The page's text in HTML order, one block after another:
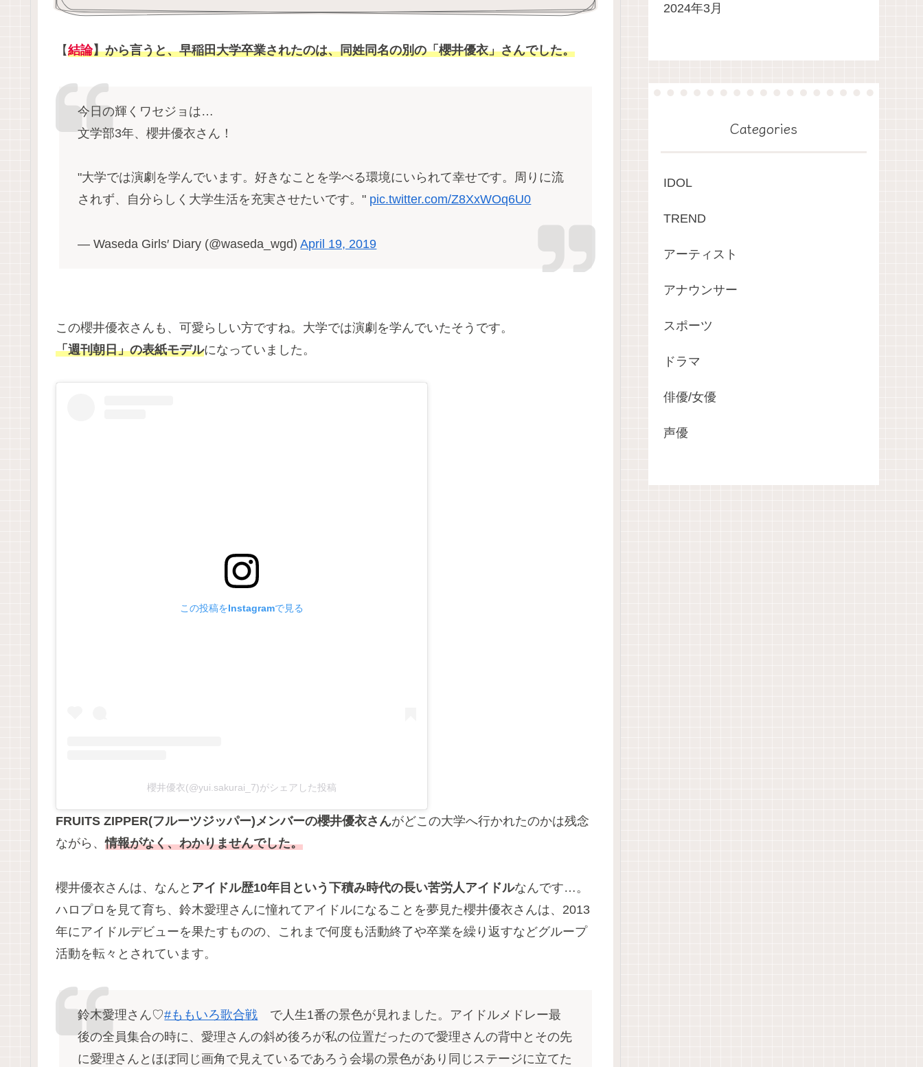
【結論】から言うと、早稲田大学卒業されたのは、同姓同名の別の「櫻井優衣」さんでした。
今日の輝くワセジョは…
文学部3年、櫻井優衣さん！
"大学では演劇を学んでいます。好きなことを学べる環境にいられて幸せです。周りに流
されず、自分らしく大学生活を充実させたいです。" pic.twitter.com/Z8XxWOq6U0
— Waseda Girls′ Diary (@waseda_wgd)April 19, 2019
この櫻井優衣さんも、可愛らしい方ですね。大学では演劇を学んでいたそうです。
「週刊朝日」の表紙モデルになっていました。
この投稿をInstagramで見る
櫻井優衣(@yui.sakurai_7)がシェアした投稿
FRUITS ZIPPER(フルーツジッパー)メンバーの櫻井優衣さんがどこの大学へ行かれたのかは残念
ながら、情報がなく、わかりませんでした。
櫻井優衣さんは、なんと アイドル歴10年目という下積み時代の長い苦労人アイドルなんです…。
ハロプロを見て育ち、鈴木愛理さんに憧れてアイドルになることを夢見た櫻井優衣さんは、2013
年にアイドルデビューを果たすものの、これまで何度も活動終了や卒業を繰り返すなどグループ
活動を転々とされています。
鈴木愛理さん♡#ももいろ歌合戦 で人生1番の景色が見れました。アイドルメドレー最
後の全員集合の時に、愛理さんの斜め後ろが私の位置だったので愛理さんの背中とその先
に愛理さんとほぼ同じ画角で見えているであろう会場の景色があり同じステージに立てた
2024年3月
Categories
IDOL
TREND
アーティスト
アナウンサー
スポーツ
ドラマ
俳優/女優
声優